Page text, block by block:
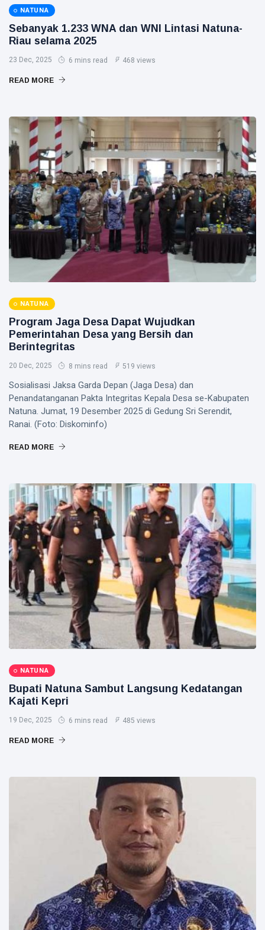
NATUNA
Sebanyak 1.233 WNA dan WNI Lintasi Natuna-
Riau selama 2025
23 Dec, 2025 6 mins read 468 views
READ MORE
NATUNA
Program Jaga Desa Dapat Wujudkan
Pemerintahan Desa yang Bersih dan
Berintegritas
20 Dec, 2025 8 mins read 519 views
Sosialisasi Jaksa Garda Depan (Jaga Desa) dan
Penandatanganan Pakta Integritas Kepala Desa se-Kabupaten
Natuna. Jumat, 19 Desember 2025 di Gedung Sri Serendit,
Ranai. (Foto: Diskominfo)
READ MORE
NATUNA
Bupati Natuna Sambut Langsung Kedatangan
Kajati Kepri
19 Dec, 2025 6 mins read 485 views
READ MORE